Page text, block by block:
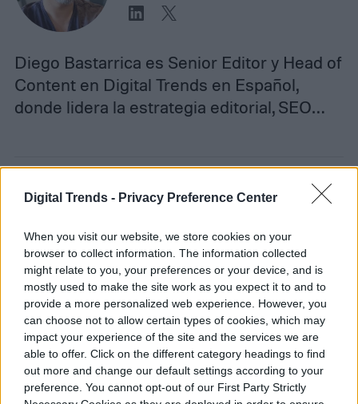
Digital Trends - Privacy Preference Center
When you visit our website, we store cookies on your
browser to collect information. The information collected
might relate to you, your preferences or your device, and is
mostly used to make the site work as you expect it to and to
provide a more personalized web experience. However, you
can choose not to allow certain types of cookies, which may
impact your experience of the site and the services we are
able to offer. Click on the different category headings to find
out more and change our default settings according to your
preference. You cannot opt-out of our First Party Strictly
Diego Bastarrica es Senior Editor y Head of
Content en Digital Trends en Español,
donde lidera la estrategia editorial, SEO…
Topics
TABLET
La Galaxy Tab S12 Ultra